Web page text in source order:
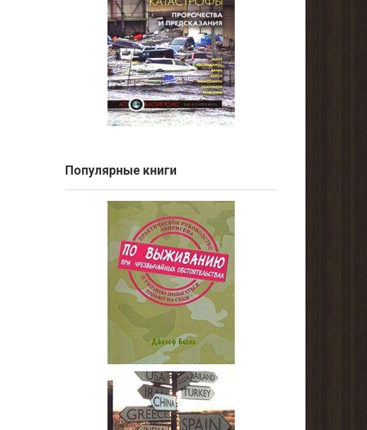
Популярные книги